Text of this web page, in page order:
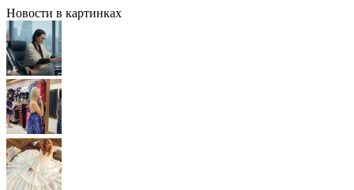
Новости в картинках